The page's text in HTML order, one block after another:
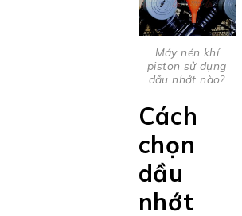
Máy nén khí
piston sử dụng
dầu nhớt nào?
Cách
chọn
dầu
nhớt